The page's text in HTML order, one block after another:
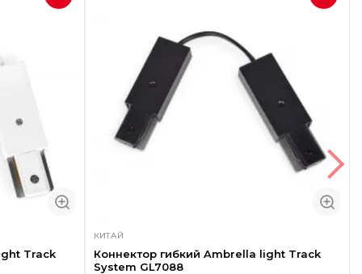
Track
КИТАЙ
Коннектор гибкий Ambrella light Track
System GL7088